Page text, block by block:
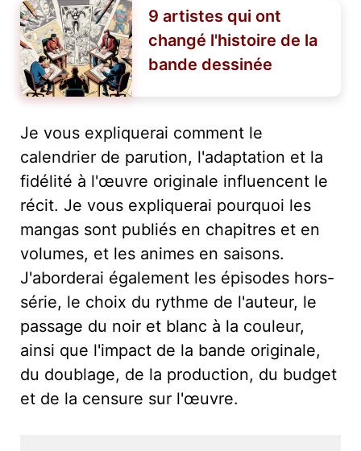
9 artistes qui ont
changé l'histoire de la
bande dessinée
Je vous expliquerai comment le
calendrier de parution, l'adaptation et la
fidélité à l'œuvre originale influencent le
récit. Je vous expliquerai pourquoi les
mangas sont publiés en chapitres et en
volumes, et les animes en saisons.
J'aborderai également les épisodes hors-
série, le choix du rythme de l'auteur, le
passage du noir et blanc à la couleur,
ainsi que l'impact de la bande originale,
du doublage, de la production, du budget
et de la censure sur l'œuvre.